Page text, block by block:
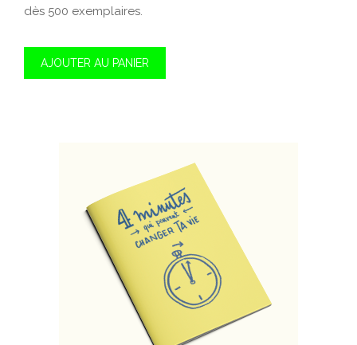
dès 500 exemplaires.
AJOUTER AU PANIER